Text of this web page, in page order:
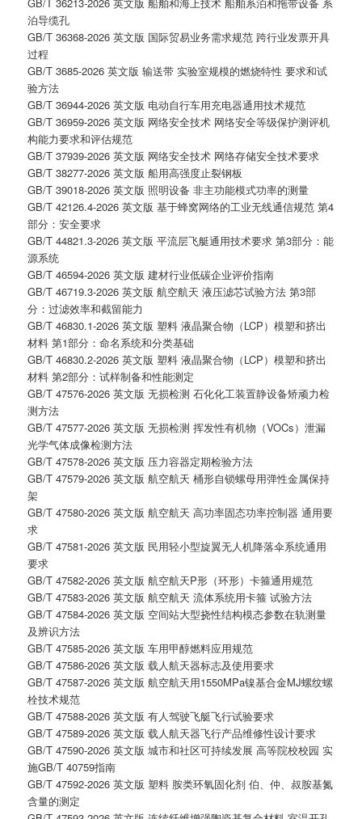
泊导缆孔
GB/T 36368-2026 英文版 国际贸易业务需求规范 跨行业发票开具
过程
GB/T 3685-2026 英文版 输送带 实验室规模的燃烧特性 要求和试
验方法
GB/T 36944-2026 英文版 电动自行车用充电器通用技术规范
GB/T 36959-2026 英文版 网络安全技术 网络安全等级保护测评机
构能力要求和评估规范
GB/T 37939-2026 英文版 网络安全技术 网络存储安全技术要求
GB/T 38277-2026 英文版 船用高强度止裂钢板
GB/T 39018-2026 英文版 照明设备 非主功能模式功率的测量
GB/T 42126.4-2026 英文版 基于蜂窝网络的工业无线通信规范 第4
部分：安全要求
GB/T 44821.3-2026 英文版 平流层飞艇通用技术要求 第3部分：能
源系统
GB/T 46594-2026 英文版 建材行业低碳企业评价指南
GB/T 46719.3-2026 英文版 航空航天 液压滤芯试验方法 第3部
分：过滤效率和截留能力
GB/T 46830.1-2026 英文版 塑料 液晶聚合物（LCP）模塑和挤出
材料 第1部分：命名系统和分类基础
GB/T 46830.2-2026 英文版 塑料 液晶聚合物（LCP）模塑和挤出
材料 第2部分：试样制备和性能测定
GB/T 47576-2026 英文版 无损检测 石化化工装置静设备矫顽力检
测方法
GB/T 47577-2026 英文版 无损检测 挥发性有机物（VOCs）泄漏
光学气体成像检测方法
GB/T 47578-2026 英文版 压力容器定期检验方法
GB/T 47579-2026 英文版 航空航天 桶形自锁螺母用弹性金属保持
架
GB/T 47580-2026 英文版 航空航天 高功率固态功率控制器 通用要
求
GB/T 47581-2026 英文版 民用轻小型旋翼无人机降落伞系统通用
要求
GB/T 47582-2026 英文版 航空航天P形（环形）卡箍通用规范
GB/T 47583-2026 英文版 航空航天 流体系统用卡箍 试验方法
GB/T 47584-2026 英文版 空间站大型挠性结构模态参数在轨测量
及辨识方法
GB/T 47585-2026 英文版 车用甲醇燃料应用规范
GB/T 47586-2026 英文版 载人航天器标志及使用要求
GB/T 47587-2026 英文版 航空航天用1550MPa镍基合金MJ螺纹螺
栓技术规范
GB/T 47588-2026 英文版 有人驾驶飞艇飞行试验要求
GB/T 47589-2026 英文版 载人航天器飞行产品维修性设计要求
GB/T 47590-2026 英文版 城市和社区可持续发展 高等院校校园 实
施GB/T 40759指南
GB/T 47592-2026 英文版 塑料 胺类环氧固化剂 伯、仲、叔胺基氮
含量的测定